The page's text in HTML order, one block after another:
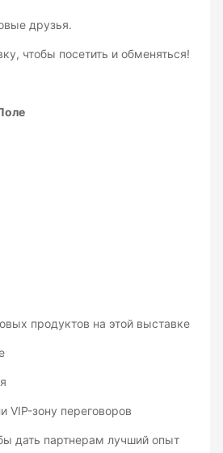
друзья.
чтобы посетить и обменяться!
продуктов на этой выставке
VIP-зону переговоров
дать партнерам лучший опыт